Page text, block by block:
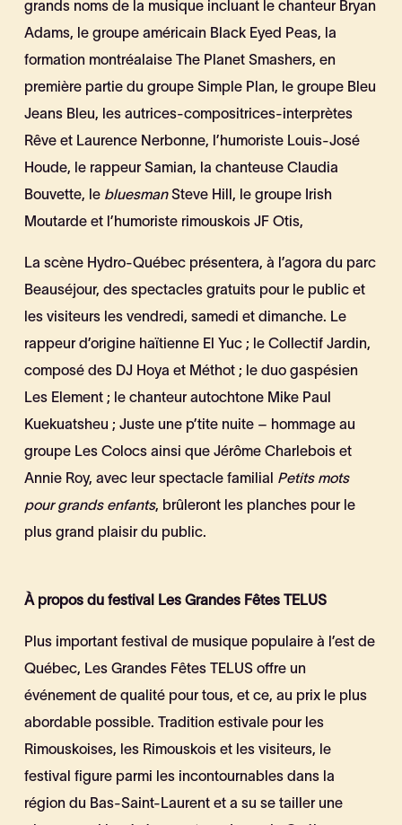
grands noms de la musique incluant le chanteur Bryan
Adams, le groupe américain Black Eyed Peas, la
formation montréalaise The Planet Smashers, en
première partie du groupe Simple Plan, le groupe Bleu
Jeans Bleu, les autrices-compositrices-interprètes
Rêve et Laurence Nerbonne, l’humoriste Louis-José
Houde, le rappeur Samian, la chanteuse Claudia
Bouvette, le bluesmanSteve Hill, le groupe Irish
Moutarde et l’humoriste rimouskois JF Otis,
La scène Hydro-Québec présentera, à l’agora du parc
Beauséjour, des spectacles gratuits pour le public et
les visiteurs les vendredi, samedi et dimanche. Le
rappeur d’origine haïtienne El Yuc ; le Collectif Jardin,
composé des DJ Hoya et Méthot ; le duo gaspésien
Les Element ; le chanteur autochtone Mike Paul
Kuekuatsheu ; Juste une p’tite nuite – hommage au
groupe Les Colocs ainsi que Jérôme Charlebois et
Annie Roy, avec leur spectacle familial Petits mots
pour grands enfants, brûleront les planches pour le
plus grand plaisir du public.
À propos du festival Les Grandes Fêtes TELUS
Plus important festival de musique populaire à l’est de
Québec, Les Grandes Fêtes TELUS offre un
événement de qualité pour tous, et ce, au prix le plus
abordable possible. Tradition estivale pour les
Rimouskoises, les Rimouskois et les visiteurs, le
festival figure parmi les incontournables dans la
région du Bas-Saint-Laurent et a su se tailler une